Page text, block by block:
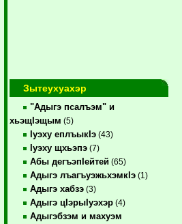
Зытеухуахэр
"Адыгэ псалъэм" и
хьэщIэщым (5)
Iуэху еплъыкIэ (43)
Iуэху щхьэпэ (7)
Абы дегъэпIейтей (65)
Адыгэ лъагъуэжьхэмкIэ (1)
Адыгэ хабзэ (3)
Адыгэ цIэрыIуэхэр (4)
Адыгэбзэм и махуэм